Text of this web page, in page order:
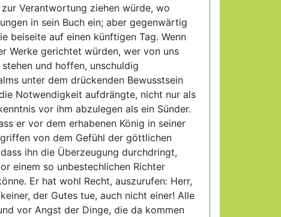
Verantwortung ziehen würde, wo
in sein Buch ein; aber gegenwärtig
beiseite auf einen künftigen Tag. Wenn
Werke gerichtet würden, wer von uns
und hoffen, unschuldig
unter dem drückenden Bewusstsein
Notwendigkeit aufdrängte, nicht nur als
vor ihm abzulegen als ein Sünder.
er vor dem erhabenen König in seiner
von dem Gefühl der göttlichen
ihn die Überzeugung durchdringt,
einem so unbestechlichen Richter
Er hat wohl Recht, auszurufen: Herr,
der Gutes tue, auch nicht einer! Alle
vor Angst der Dinge, die da kommen